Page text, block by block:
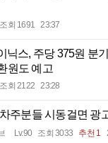
조회 1691 23:37
닉스, 주당 375원 분
원도 예고
조회 2122 23:28
주분들 시동걸면 광
Lv.90 조회 3033 추천 1